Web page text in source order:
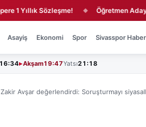
Sözleşme! ◆ Öğretmen Adayları
Asayiş Ekonomi Spor Sivasspor
16:34 Akşam19:47Yatsı21:18
Avşar değerlendirdi: Soruşturmayı